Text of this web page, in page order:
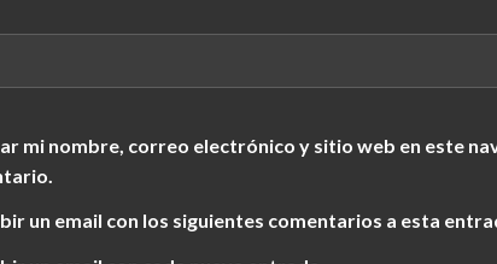
mi nombre, correo electrónico y sitio web en este
un email con los siguientes comentarios a esta